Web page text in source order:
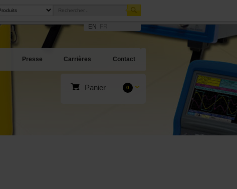
EN
Presse Carrières Contact
Panier 0